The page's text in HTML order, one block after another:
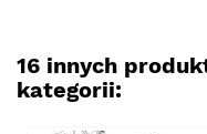
16 innych
kategorii: